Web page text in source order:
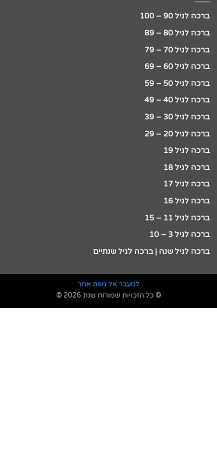
ברכה לגיל 90 – 100
ברכה לגיל 80 – 89
ברכה לגיל 70 – 79
ברכה לגיל 60 – 69
ברכה לגיל 50 – 59
ברכה לגיל 40 – 49
ברכה לגיל 30 – 39
ברכה לגיל 20 – 29
ברכה לגיל 19
ברכה לגיל 18
ברכה לגיל 17
ברכה לגיל 16
ברכה לגיל 11 – 15
ברכה לגיל 3 – 10
ברכה לגיל שנה | ברכה לגיל שנתיים
למעבר אל מפת אתר
© כל הזכויות שמורות שנת 2026 ©